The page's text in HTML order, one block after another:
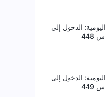
الدخول إلى
الدخول إلى